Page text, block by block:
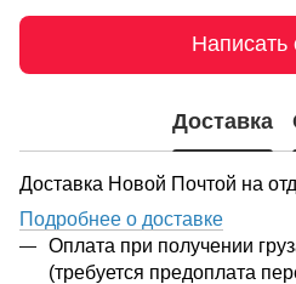
Написать
Доставка
Доставка Новой Почтой на
Подробнее о доставке
Оплата при получении
(требуется предоплата